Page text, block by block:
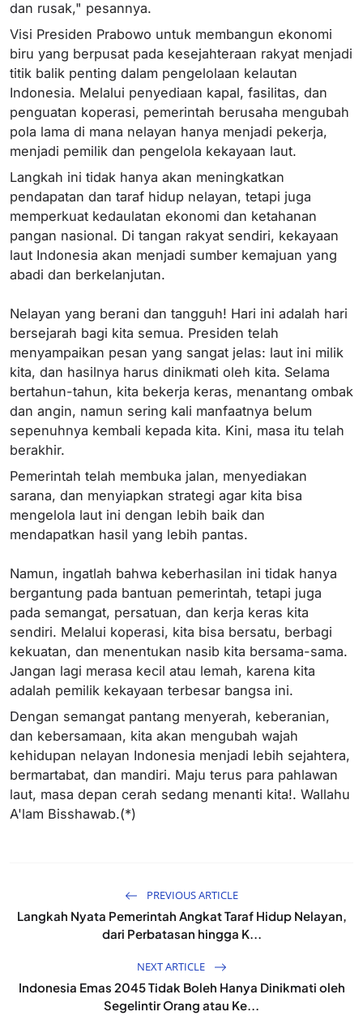
dan rusak," pesannya.
Visi Presiden Prabowo untuk membangun ekonomi
biru yang berpusat pada kesejahteraan rakyat menjadi
titik balik penting dalam pengelolaan kelautan
Indonesia. Melalui penyediaan kapal, fasilitas, dan
penguatan koperasi, pemerintah berusaha mengubah
pola lama di mana nelayan hanya menjadi pekerja,
menjadi pemilik dan pengelola kekayaan laut.
Langkah ini tidak hanya akan meningkatkan
pendapatan dan taraf hidup nelayan, tetapi juga
memperkuat kedaulatan ekonomi dan ketahanan
pangan nasional. Di tangan rakyat sendiri, kekayaan
laut Indonesia akan menjadi sumber kemajuan yang
abadi dan berkelanjutan.
Nelayan yang berani dan tangguh! Hari ini adalah hari
bersejarah bagi kita semua. Presiden telah
menyampaikan pesan yang sangat jelas: laut ini milik
kita, dan hasilnya harus dinikmati oleh kita. Selama
bertahun-tahun, kita bekerja keras, menantang ombak
dan angin, namun sering kali manfaatnya belum
sepenuhnya kembali kepada kita. Kini, masa itu telah
berakhir.
Pemerintah telah membuka jalan, menyediakan
sarana, dan menyiapkan strategi agar kita bisa
mengelola laut ini dengan lebih baik dan
mendapatkan hasil yang lebih pantas.
Namun, ingatlah bahwa keberhasilan ini tidak hanya
bergantung pada bantuan pemerintah, tetapi juga
pada semangat, persatuan, dan kerja keras kita
sendiri. Melalui koperasi, kita bisa bersatu, berbagi
kekuatan, dan menentukan nasib kita bersama-sama.
Jangan lagi merasa kecil atau lemah, karena kita
adalah pemilik kekayaan terbesar bangsa ini.
Dengan semangat pantang menyerah, keberanian,
dan kebersamaan, kita akan mengubah wajah
kehidupan nelayan Indonesia menjadi lebih sejahtera,
bermartabat, dan mandiri. Maju terus para pahlawan
laut, masa depan cerah sedang menanti kita!. Wallahu
A'lam Bisshawab.(*)
PREVIOUS ARTICLE
Langkah Nyata Pemerintah Angkat Taraf Hidup Nelayan,
dari Perbatasan hingga K...
NEXT ARTICLE
Indonesia Emas 2045 Tidak Boleh Hanya Dinikmati oleh
Segelintir Orang atau Ke...